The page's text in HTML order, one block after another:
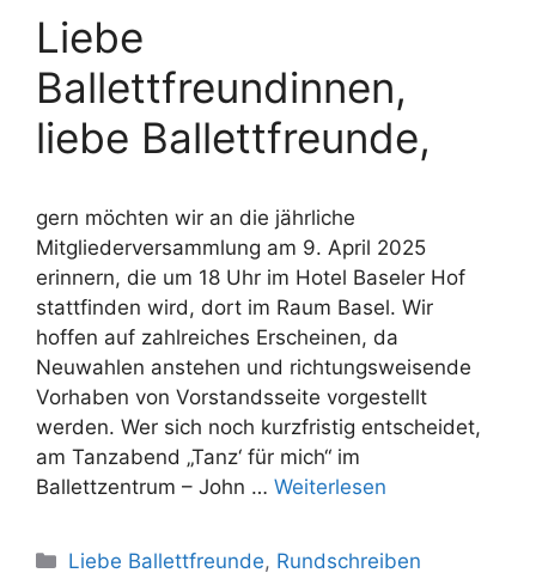
Liebe
Ballettfreundinnen,
liebe Ballettfreunde,
gern möchten wir an die jährliche
Mitgliederversammlung am 9. April 2025
erinnern, die um 18 Uhr im Hotel Baseler Hof
stattfinden wird, dort im Raum Basel. Wir
hoffen auf zahlreiches Erscheinen, da
Neuwahlen anstehen und richtungsweisende
Vorhaben von Vorstandsseite vorgestellt
werden. Wer sich noch kurzfristig entscheidet,
am Tanzabend „Tanz‘ für mich“ im
Ballettzentrum – John … Weiterlesen
Kategorien
Liebe Ballettfreunde, Rundschreiben